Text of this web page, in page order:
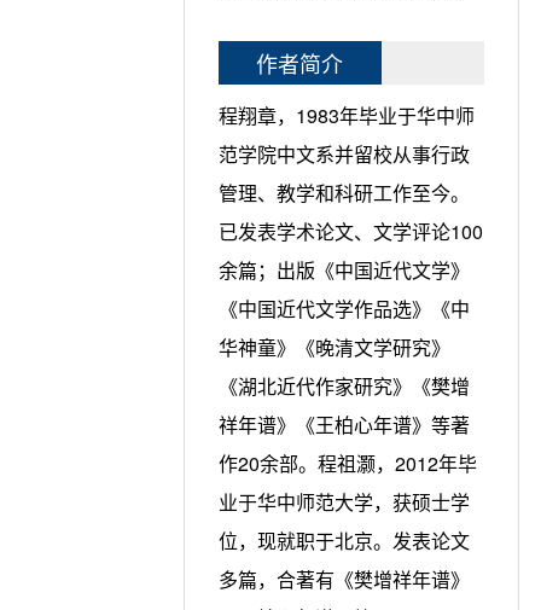
作者简介
程翔章，1983年毕业于华中师
范学院中文系并留校从事行政
管理、教学和科研工作至今。
已发表学术论文、文学评论100
余篇；出版《中国近代文学》
《中国近代文学作品选》《中
华神童》《晚清文学研究》
《湖北近代作家研究》《樊增
祥年谱》《王柏心年谱》等著
作20余部。程祖灏，2012年毕
业于华中师范大学，获硕士学
位，现就职于北京。发表论文
多篇，合著有《樊增祥年谱》